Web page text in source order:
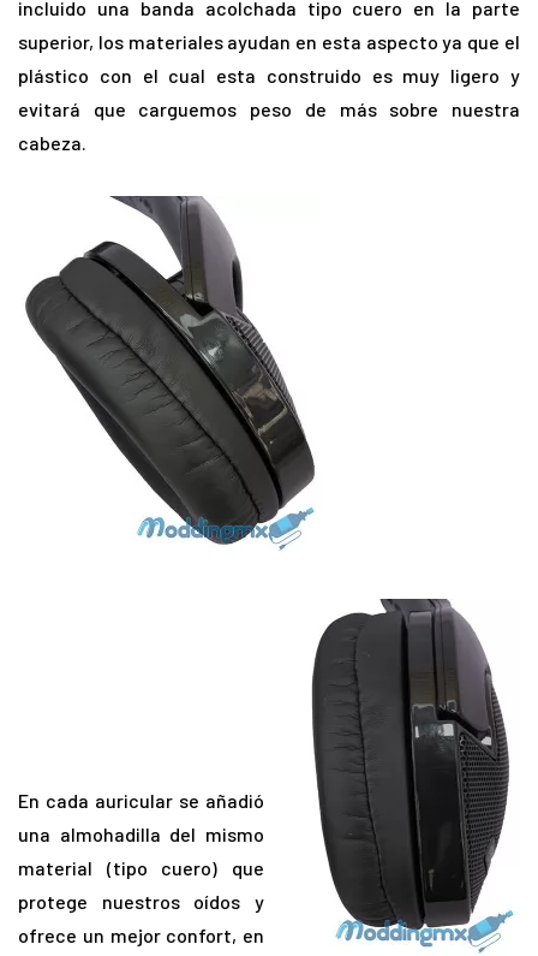
incluido una banda acolchada tipo cuero en la parte
superior, los materiales ayudan en esta aspecto ya que el
plástico con el cual esta construido es muy ligero y
evitará que carguemos peso de más sobre nuestra
cabeza.
En cada auricular se añadió
una almohadilla del mismo
material (tipo cuero) que
protege nuestros oídos y
ofrece un mejor confort, en